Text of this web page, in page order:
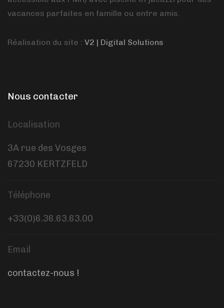
vacances parfaites en famille ou entre amis.
Réalisation du site : V2 | Digital Solutions
Nous contacter
Localisation
3A rue des Vosges
67230 KERTZFELD
Téléphone
+33(0)6.36.63.63.00
Email
contactez-nous !